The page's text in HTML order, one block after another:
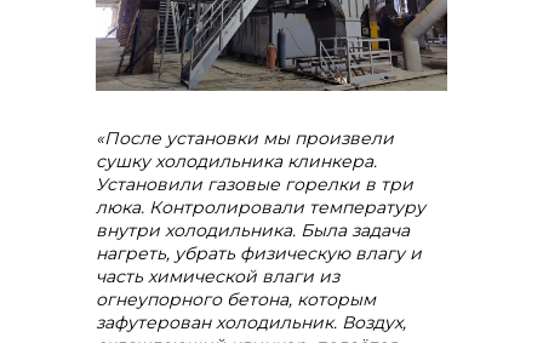
«После установки мы произвели
сушку холодильника клинкера.
Установили газовые горелки в три
люка. Контролировали температуру
внутри холодильника. Была задача
нагреть, убрать физическую влагу и
часть химической влаги из
огнеупорного бетона, которым
зафутерован холодильник. Воздух,